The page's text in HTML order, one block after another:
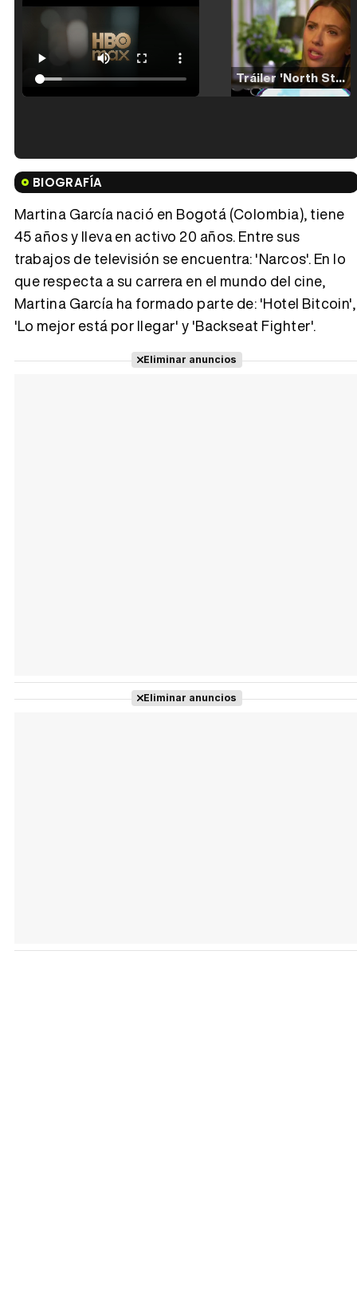
Tráiler 'North Star' (2023)
Tráiler en español de 'La isla olvidada'
Tráiler 'Vida perra' (2026)
BIOGRAFÍA
Martina García nació en Bogotá (Colombia), tiene
45 años y lleva en activo 20 años. Entre sus
trabajos de televisión se encuentra: 'Narcos'. En lo
que respecta a su carrera en el mundo del cine,
Martina García ha formado parte de: 'Hotel Bitcoin',
'Lo mejor está por llegar' y 'Backseat Fighter'.
Eliminar anuncios
Eliminar anuncios